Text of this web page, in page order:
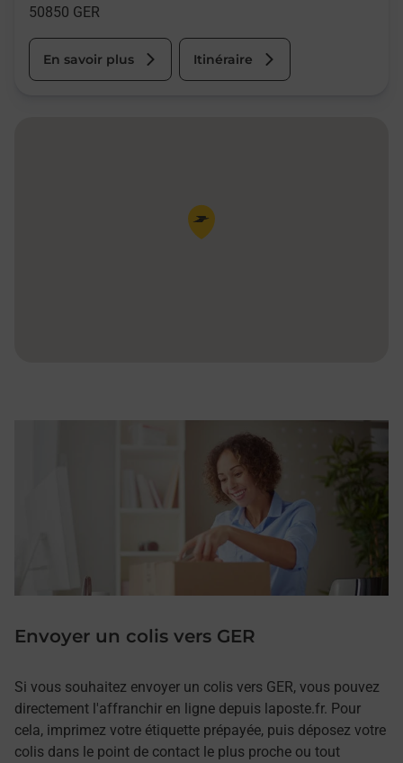
50850 GER
En savoir plus Itinéraire
Pin de la carte
Envoyer un colis vers GER
Si vous souhaitez envoyer un colis vers GER, vous pouvez
directement l'affranchir en ligne depuis laposte.fr. Pour
cela, imprimez votre étiquette prépayée, puis déposez votre
colis dans le point de contact le plus proche ou tout